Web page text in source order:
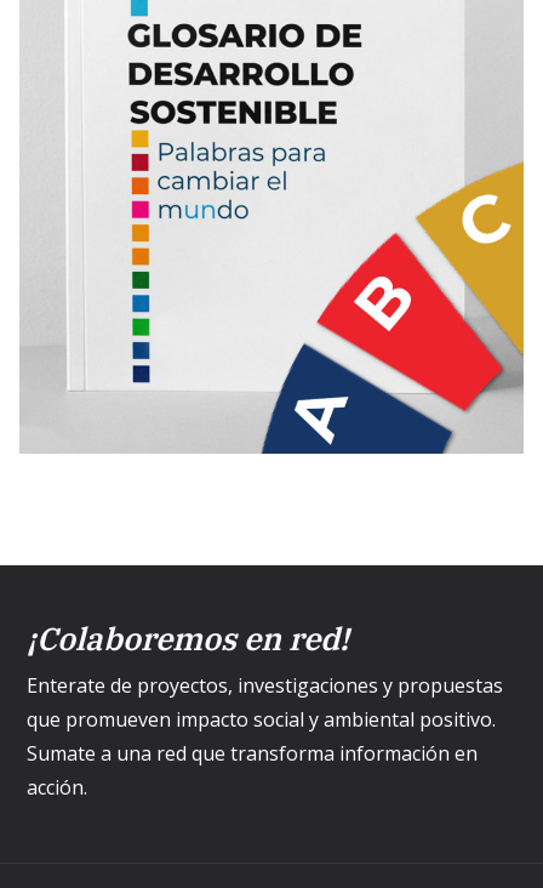
¡Colaboremos en red!
Enterate de proyectos, investigaciones y propuestas
que promueven impacto social y ambiental positivo.
Sumate a una red que transforma información en
acción.